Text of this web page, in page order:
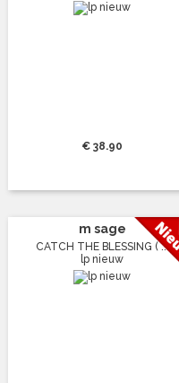
€ 38.90
m sage
CATCH THE BLESSING ( ...
lp nieuw